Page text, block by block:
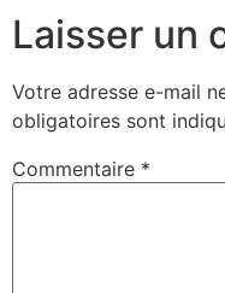
Laisser un
Votre adresse e-mail
obligatoires sont
Commentaire *